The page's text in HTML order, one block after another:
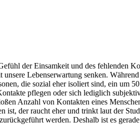
der Einsamkeit und des fehlenden
Lebenserwartung senken.
die sozial eher isoliert sind, ein um
pflegen oder sich lediglich
Anzahl von Kontakten eines
ist, der raucht eher und trinkt laut der
werden. Deshalb ist es